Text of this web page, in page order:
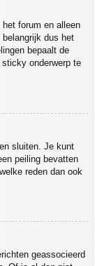
forum en alleen
dus het
bepaalt de
onderwerp te
sluiten. Je kunt
peiling bevatten
reden dan ook
geassocieerd